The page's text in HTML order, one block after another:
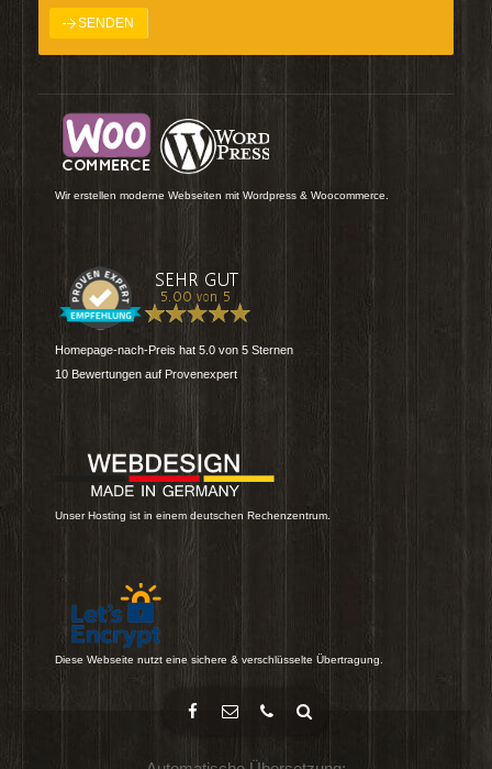
Wir erstellen moderne Webseiten mit Wordpress & Woocommerce.
Homepage-nach-Preis hat 5.0 von 5 Sternen
10 Bewertungen auf Provenexpert
Unser Hosting ist in einem deutschen Rechenzentrum.
Diese Webseite nutzt eine sichere & verschlüsselte Übertragung.